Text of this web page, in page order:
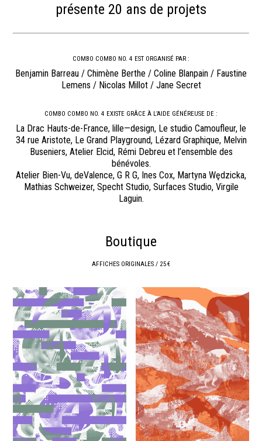
présente 20 ans de projets
COMBO COMBO NO. 4 EST ORGANISÉ PAR :
Benjamin Barreau / Chimène Berthe / Coline Blanpain / Faustine
Lemens / Nicolas Millot / Jane Secret
COMBO COMBO NO. 4 EXISTE GRÂCE À L’AIDE GÉNÉREUSE DE :
La Drac Hauts-de-France, lille—design, Le studio Camoufleur, le
34 rue Aristote, Le Grand Playground, Lézard Graphique, Melvin
Buseniers, Atelier Elcid, Rémi Debreu et l’ensemble des
bénévoles.
Atelier Bien-Vu, deValence, G R G, Ines Cox, Martyna Wędzicka,
Mathias Schweizer, Specht Studio, Surfaces Studio, Virgile
Laguin.
Boutique
AFFICHES ORIGINALES / 25 €